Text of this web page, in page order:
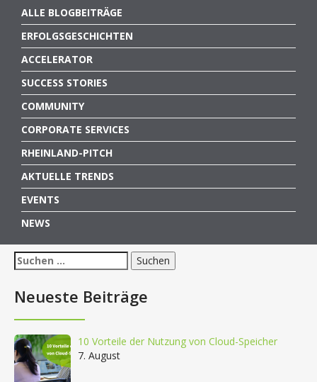
ALLE BLOGBEITRÄGE
ERFOLGSGESCHICHTEN
ACCELERATOR
SUCCESS STORIES
COMMUNITY
CORPORATE SERVICES
RHEINLAND-PITCH
AKTUELLE TRENDS
EVENTS
NEWS
Suchen
nach:
Neueste Beiträge
10 Vorteile der Nutzung von Cloud-Speicher
7. August